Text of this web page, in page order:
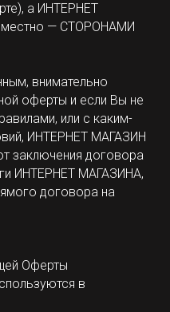
а ИНТЕРНЕТ
— СТОРОНАМИ
внимательно
оферты и если Вы не
или с каким-
ИНТЕРНЕТ МАГАЗИН
заключения договора
ИНТЕРНЕТ МАГАЗИНА,
договора на
Оферты
в